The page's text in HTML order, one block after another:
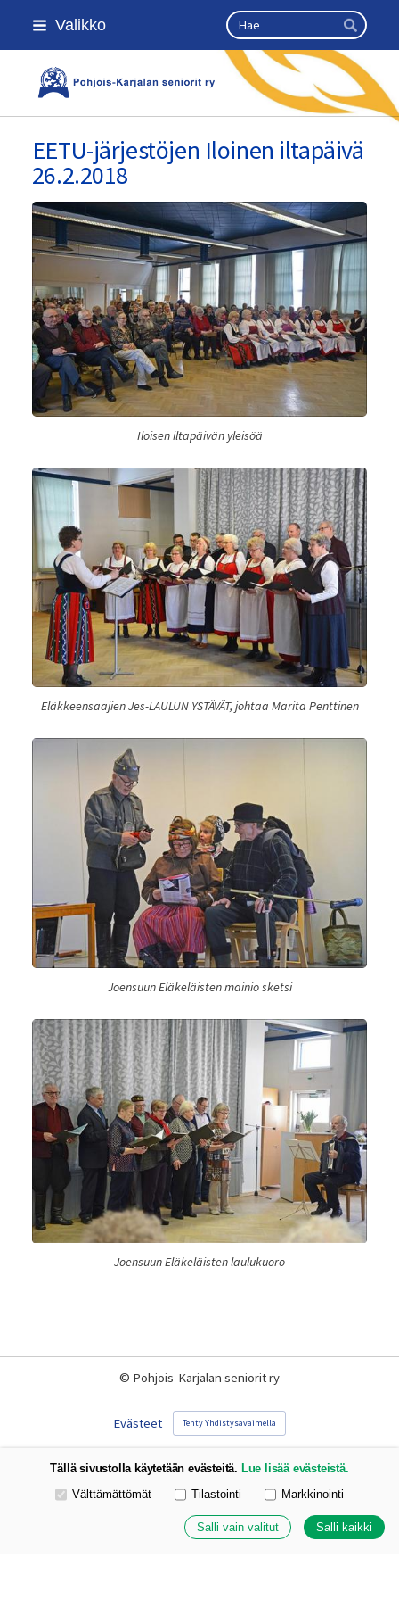
Siirry
sivun
Valikko Haku
Hae
Kansallinen senioriliitto
EETU-järjestöjen Iloinen iltapäivä
26.2.2018
Iloisen iltapäivän yleisöä
Eläkkeensaajien Jes-LAULUN YSTÄVÄT, johtaa Marita Penttinen
Joensuun Eläkeläisten mainio sketsi
Joensuun Eläkeläisten laulukuoro
© Pohjois-Karjalan seniorit ry
Evästeet Tehty Yhdistysavaimella
Tällä sivustolla käytetään evästeitä. Lue lisää evästeistä.
Valitse käytettävät evästeet
Välttämättömät Tilastointi Markkinointi
Salli vain valitut Salli kaikki